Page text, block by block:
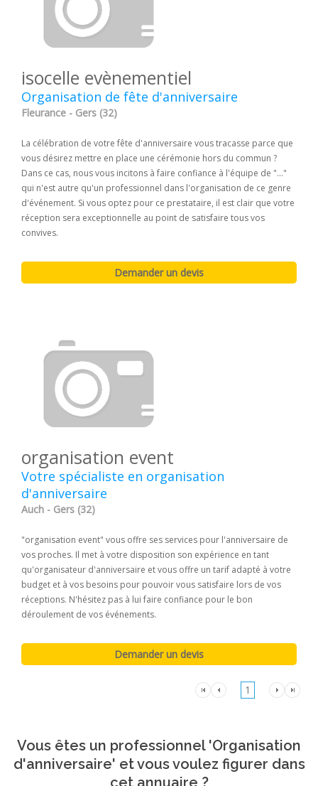
isocelle evènementiel
Organisation de fête d'anniversaire
Fleurance - Gers (32)
La célébration de votre fête d'anniversaire vous tracasse parce que
vous désirez mettre en place une cérémonie hors du commun ?
Dans ce cas, nous vous incitons à faire confiance à l'équipe de "..."
qui n'est autre qu'un professionnel dans l'organisation de ce genre
d'événement. Si vous optez pour ce prestataire, il est clair que votre
réception sera exceptionnelle au point de satisfaire tous vos
convives.
organisation event
Votre spécialiste en organisation
d'anniversaire
Auch - Gers (32)
"organisation event" vous offre ses services pour l'anniversaire de
vos proches. Il met à votre disposition son expérience en tant
qu'organisateur d'anniversaire et vous offre un tarif adapté à votre
budget et à vos besoins pour pouvoir vous satisfaire lors de vos
réceptions. N'hésitez pas à lui faire confiance pour le bon
déroulement de vos événements.
1
Vous êtes un professionnel 'Organisation
d'anniversaire' et vous voulez figurer dans
cet annuaire ?